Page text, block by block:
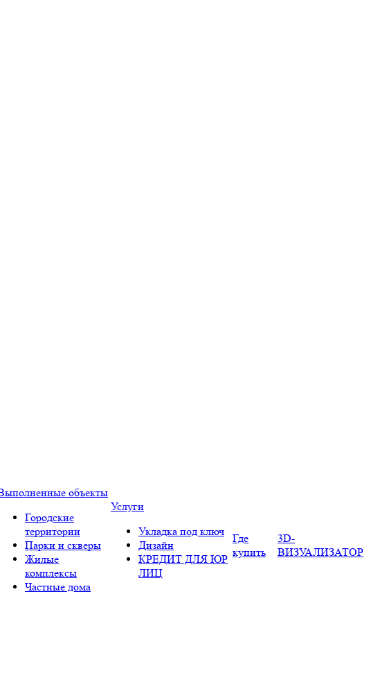
объекты
Городские
территории
Парки и скверы
Жилые
комплексы
Частные дома
Услуги
Укладка под ключ
Дизайн
КРЕДИТ ДЛЯ ЮР
ЛИЦ
Где
купить
3D-
ВИЗУАЛИЗАТОР